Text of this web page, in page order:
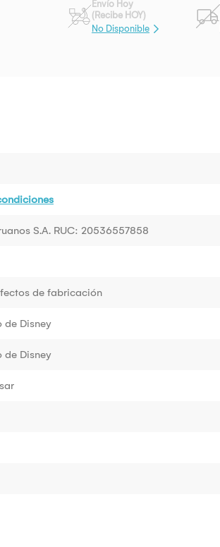
Envío Hoy
(Recibe HOY)
No Disponible
S.A. RUC: 20536557858
de fabricación
de Disney
de Disney